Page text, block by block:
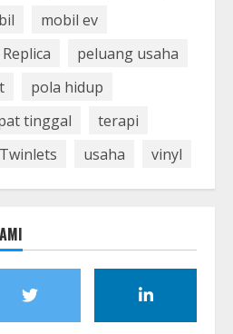
mobil ev
peluang usaha
pola hidup
tinggal
terapi
Twinlets usaha vinyl